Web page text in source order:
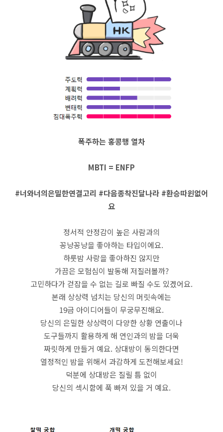
폭주하는 홍콩행 열차
MBTI = ENFP
#너와너의은밀한연결고리 #다음종착진달나라 #환승따윈없어
요
정서적 안정감이 높은 사람과의
꽁냥꽁냥을 좋아하는 타입이에요.
하룻밤 사랑을 좋아하진 않지만
가끔은 모험심이 발동해 저질러볼까?
고민하다가 걷잡을 수 없는 길로 빠질 수도 있겠어요.
본래 상상력 넘치는 당신의 머릿속에는
19금 아이디어들이 무궁무진해요.
당신의 은밀한 상상력이 다양한 상황 연출이나
도구들까지 활용하게 해 연인과의 밤을 더욱
짜릿하게 만들거 예요. 상대방이 동의한다면
열정적인 밤을 위해서 과감하게 도전해보세요!
덕분에 상대방은 질릴 틈 없이
당신의 섹시함에 푹 빠져 있을 거 예요.